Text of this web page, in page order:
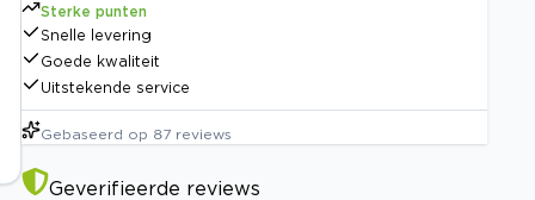
Sterke punten
Snelle levering
Goede kwaliteit
Uitstekende service
Gebaseerd op 87 reviews
Geverifieerde reviews